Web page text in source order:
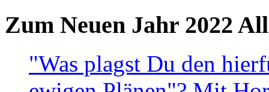
Zum Neuen Jahr 2022
"Was plagst Du den